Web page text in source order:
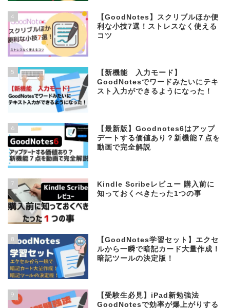
4
【GoodNotes】スクリブルほか便
利な小技7選！ストレスなく使える
コツ
5
【新機能 入力モード】
GoodNotesでワードみたいにテキ
スト入力ができるようになった！
6
【最新版】Goodnotes6はアップ
デートする価値あり？新機能７点を
動画で完全解説
7
Kindle Scribeレビュー 購入前に
知っておくべきたった1つの事
8
【GoodNotes学習セット】エクセ
ルから一瞬で暗記カード大量作成！
暗記ツールの決定版！
9
【受験生必見】iPad新勉強法
GoodNotesで効率が爆上がりする